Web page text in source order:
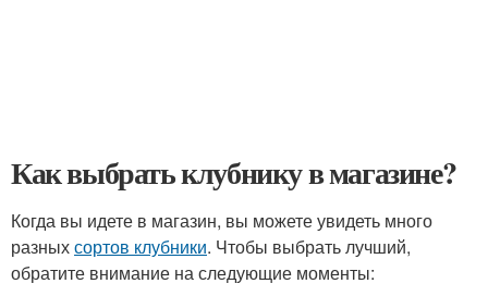
Как выбрать клубнику в магазине?
Когда вы идете в магазин, вы можете увидеть много
разныхсортов клубники. Чтобы выбрать лучший,
обратите внимание на следующие моменты: